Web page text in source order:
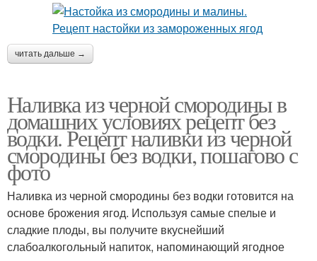
читать дальше →
Наливка из черной смородины в
домашних условиях рецепт без
водки. Рецепт наливки из черной
смородины без водки, пошагово с
фото
Наливка из черной смородины без водки готовится на
основе брожения ягод. Используя самые спелые и
сладкие плоды, вы получите вкуснейший
слабоалкогольный напиток, напоминающий ягодное